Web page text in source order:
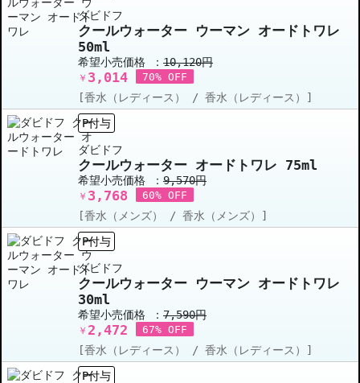
ダビドフ
クールウォーター ウーマン オードトワレ
50ml
希望小売価格 ： 10,120円
￥ 3,014 70% OFF
[香水（レディース） / 香水（レディース）]
P付与
ダビドフ
クールウォーター オードトワレ 75ml
希望小売価格 ： 9,570円
￥ 3,768 60% OFF
[香水（メンズ） / 香水（メンズ）]
P付与
ダビドフ
クールウォーター ウーマン オードトワレ
30ml
希望小売価格 ： 7,590円
￥ 2,472 67% OFF
[香水（レディース） / 香水（レディース）]
P付与